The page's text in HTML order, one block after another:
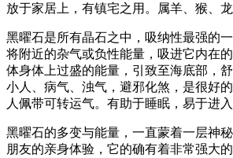
放于家居上，有镇宅之用。属羊、猴、龙
黑曜石是所有晶石之中，吸纳性最强的
将附近的杂气或负性能量，吸进它内在
体身体上过盛的能量，引致至海底部，
小人、病气、浊气，避邪化煞，是很好
人佩带可转运气。有助于睡眠，易于进入
黑曜石的多变与能量，一直蒙着一层神
朋友的亲身体验，它的确有着非常强大